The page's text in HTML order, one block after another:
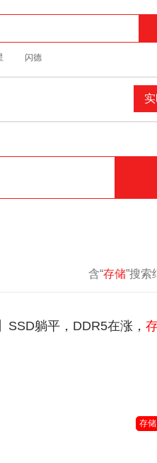
闪德
含“存储”搜索
SSD躺平，DDR5在涨，
存储